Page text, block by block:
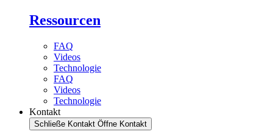
Ressourcen
FAQ
Videos
Technologie
FAQ
Videos
Technologie
Kontakt
Schließe Kontakt Öffne Kontakt